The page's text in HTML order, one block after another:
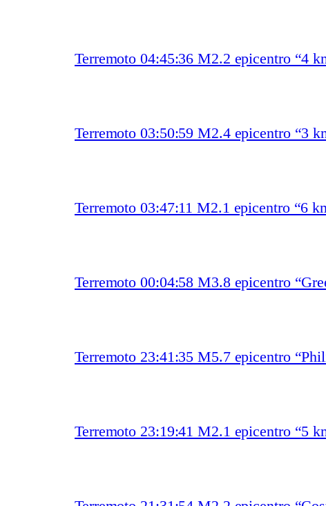
Terremoto 04:45:36 M2.2 epicentro “4
Terremoto 03:50:59 M2.4 epicentro “3
Terremoto 03:47:11 M2.1 epicentro “6
Terremoto 00:04:58 M3.8 epicentro
Terremoto 23:41:35 M5.7 epicentro
Terremoto 23:19:41 M2.1 epicentro “5